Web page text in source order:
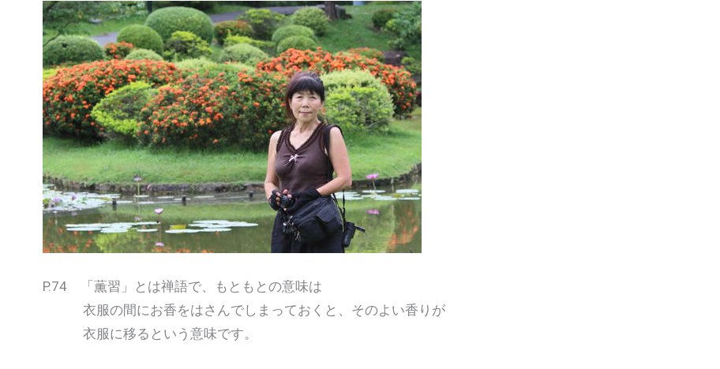
P.74 「薫習」とは禅語で、もともとの意味は
衣服の間にお香をはさんでしまっておくと、そのよい香りが
衣服に移るという意味です。